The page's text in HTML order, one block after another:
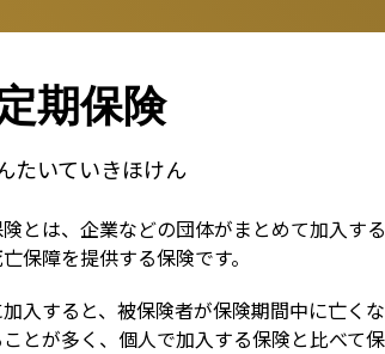
期保険
たいていきほけん
とは、企業などの団体がまとめて加入す
保障を提供する保険です。
入すると、被保険者が保険期間中に亡く
とが多く、個人で加入する保険と比べて